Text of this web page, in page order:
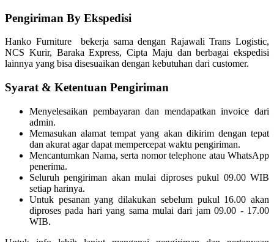
Pengiriman By Ekspedisi
Hanko Furniture bekerja sama dengan Rajawali Trans Logistic,
NCS Kurir, Baraka Express, Cipta Maju dan berbagai ekspedisi
lainnya yang bisa disesuaikan dengan kebutuhan dari customer.
Syarat & Ketentuan Pengiriman
Menyelesaikan pembayaran dan mendapatkan invoice dari
admin.
Memasukan alamat tempat yang akan dikirim dengan tepat
dan akurat agar dapat mempercepat waktu pengiriman.
Mencantumkan Nama, serta nomor telephone atau WhatsApp
penerima.
Seluruh pengiriman akan mulai diproses pukul 09.00 WIB
setiap harinya.
Untuk pesanan yang dilakukan sebelum pukul 16.00 akan
diproses pada hari yang sama mulai dari jam 09.00 - 17.00
WIB.